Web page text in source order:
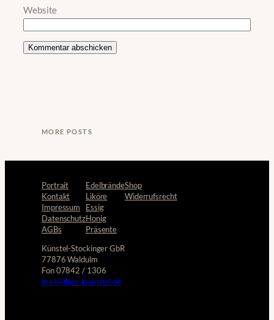
Website
MORE POSTS
Portrait
Kontakt
Impressum
Datenschutz
AGBs
Edelbrände
Liköre
Essig
Honig
Präsente
Shop
Widerrufsrecht
Künstel-Stockinger GbR
77876 Waldulm
Fon 07842 / 1306
mail@theo-kuenstel.de